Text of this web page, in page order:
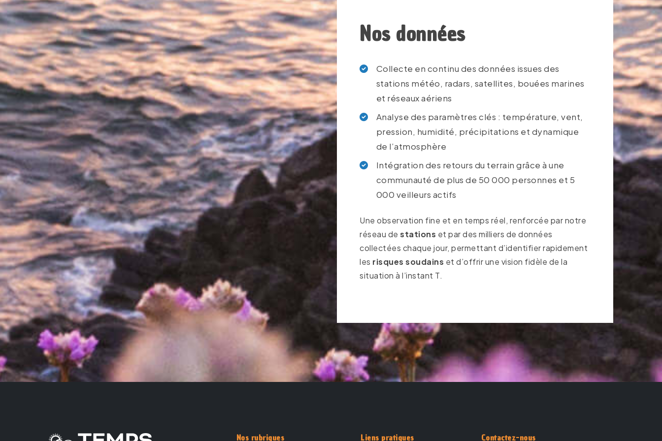
Nos données
Collecte en continu des données issues des
stations météo, radars, satellites, bouées marines
et réseaux aériens
Analyse des paramètres clés : température, vent,
pression, humidité, précipitations et dynamique
de l’atmosphère
Intégration des retours du terrain grâce à une
communauté de plus de 50 000 personnes et 5
000 veilleurs actifs
Une observation fine et en temps réel, renforcée par notre
réseau destations et par des milliers de données
collectées chaque jour, permettant d’identifier rapidement
les risques soudains et d’offrir une vision fidèle de la
situation à l’instant T.
Nos rubriques Liens pratiques Contactez-nous